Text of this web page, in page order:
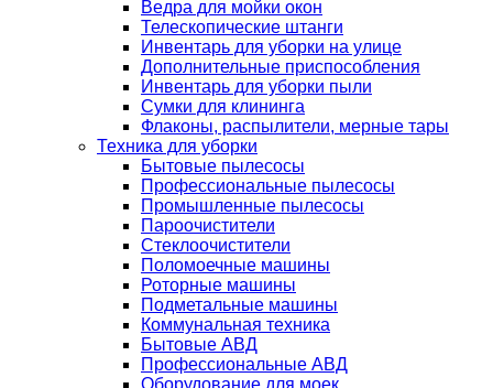
Ведра для мойки окон
Телескопические штанги
Инвентарь для уборки на улице
Дополнительные приспособления
Инвентарь для уборки пыли
Сумки для клининга
Флаконы, распылители, мерные тары
Техника для уборки
Бытовые пылесосы
Профессиональные пылесосы
Промышленные пылесосы
Пароочистители
Стеклоочистители
Поломоечные машины
Роторные машины
Подметальные машины
Коммунальная техника
Бытовые АВД
Профессиональные АВД
Оборудование для моек